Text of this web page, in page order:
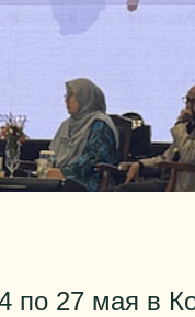
по 27 мая в